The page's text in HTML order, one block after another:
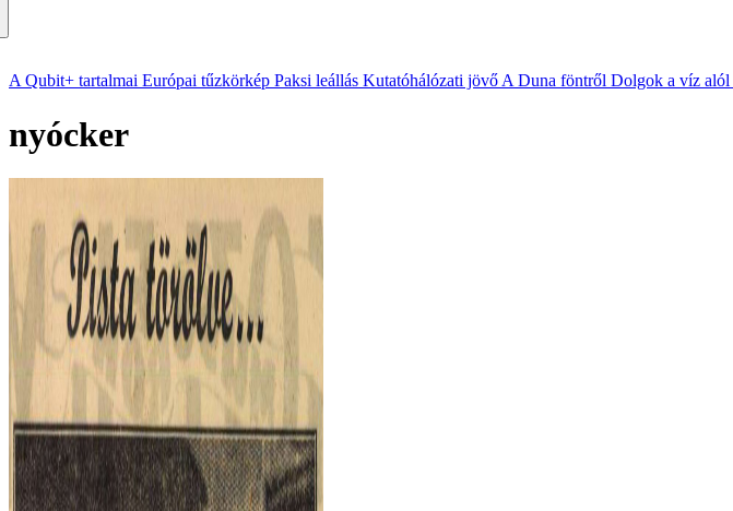
A Qubit+ tartalmai Európai tűzkörkép Paksi leállás Kutatóhálózati jövő A Duna föntről Dolgok a víz alól
nyócker